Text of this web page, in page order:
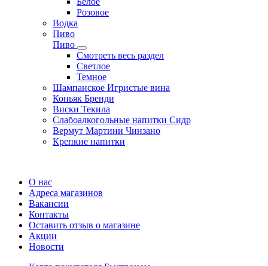
Розовое
Водка
Пиво
Пиво
Смотреть весь раздел
Cветлое
Темное
Шампанское Игристые вина
Коньяк Бренди
Виски Текила
Слабоалкогольные напитки Сидр
Вермут Мартини Чинзано
Крепкие напитки
О нас
Адреса магазинов
Вакансии
Контакты
Оставить отзыв о магазине
Акции
Новости